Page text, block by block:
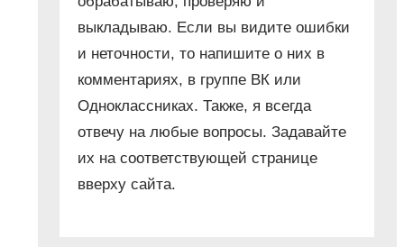
выкладываю. Если вы видите ошибки
и неточности, то напишите о них в
комментариях, в группе ВК или
Одноклассниках. Также, я всегда
отвечу на любые вопросы. Задавайте
их на соответствующей странице
вверху сайта.